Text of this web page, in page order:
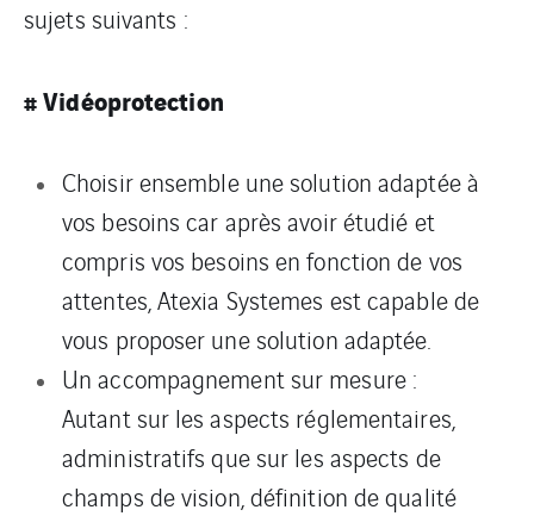
sujets suivants :
# Vidéoprotection
Choisir ensemble une solution adaptée à
vos besoins car après avoir étudié et
compris vos besoins en fonction de vos
attentes, Atexia Systemes est capable de
vous proposer une solution adaptée.
Un accompagnement sur mesure :
Autant sur les aspects réglementaires,
administratifs que sur les aspects de
champs de vision, définition de qualité